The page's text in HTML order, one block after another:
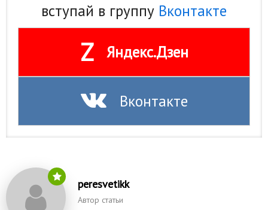
вступай в группу Вконтакте
Z Яндекс.Дзен
Вконтакте
peresvetikk
Автор статьи